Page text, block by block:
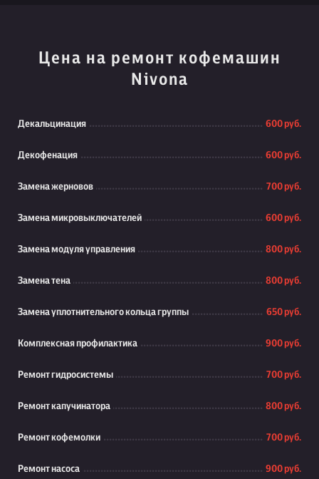
Цена на ремонт кофемашин
Nivona
Декальцинация 600 руб.
Декофенация 600 руб.
Замена жерновов 700 руб.
Замена микровыключателей 600 руб.
Замена модуля управления 800 руб.
Замена тена 800 руб.
Замена уплотнительного кольца группы 650 руб.
Комплексная профилактика 900 руб.
Ремонт гидросистемы 700 руб.
Ремонт капучинатора 800 руб.
Ремонт кофемолки 700 руб.
Ремонт насоса 900 руб.